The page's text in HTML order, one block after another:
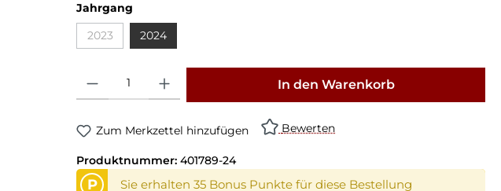
Jahrgang
2023
2024
In den Warenkorb
Zum Merkzettel hinzufügen Bewerten
Produktnummer: 401789-24
P Sie erhalten 35 Bonus Punkte für diese Bestellung